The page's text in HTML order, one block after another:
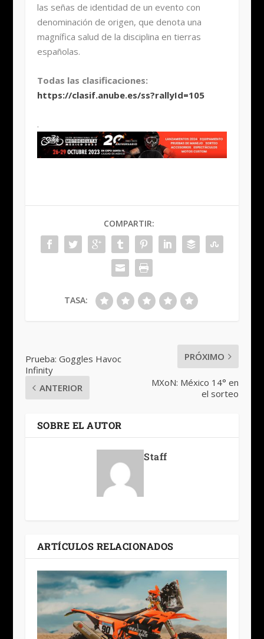
las señas de identidad de un evento con
denominación de origen, que denota una
magnífica salud de la disciplina en tierras
españolas.
Todas las clasificaciones:
https://clasif.anube.es/ss?rallyId=105
.
COMPARTIR:
TASA:
Prueba: Goggles Havoc
Infinity
ANTERIOR
PRÓXIMO
MXoN: México 14° en
el sorteo
SOBRE EL AUTOR
Staff
ARTÍCULOS RELACIONADOS